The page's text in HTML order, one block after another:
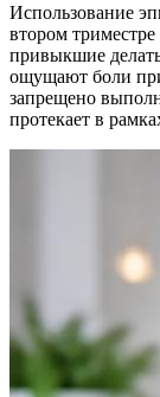
Использование
втором
привыкшие
ощущают боли
запрещено
протекает в